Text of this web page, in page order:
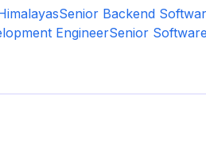
Senior Backend
EngineerSenior